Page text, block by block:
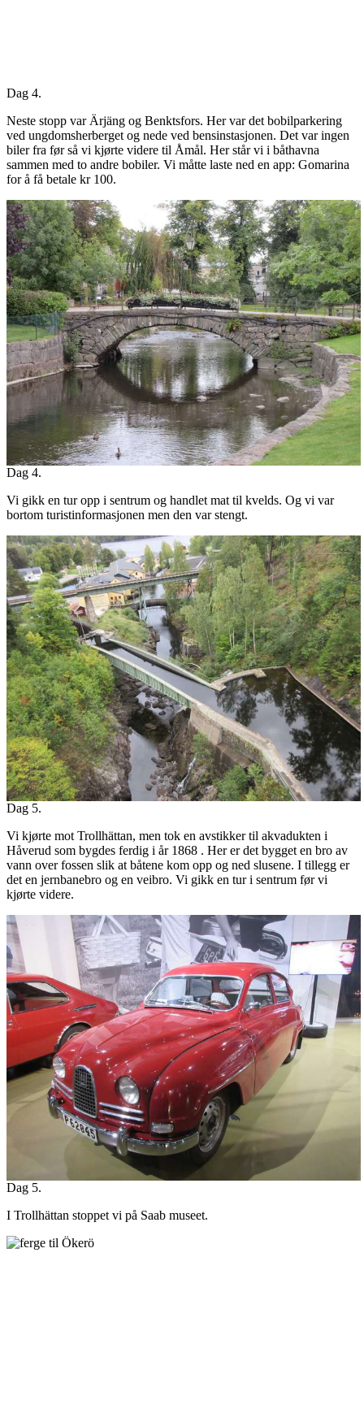
Dag 4.
Neste stopp var Ärjäng og Benktsfors. Her var det bobilparkering
ved ungdomsherberget og nede ved bensinstasjonen. Det var ingen
biler fra før så vi kjørte videre til Åmål. Her står vi i båthavna
sammen med to andre bobiler. Vi måtte laste ned en app: Gomarina
for å få betale kr 100.
Dag 4.
Vi gikk en tur opp i sentrum og handlet mat til kvelds. Og vi var
bortom turistinformasjonen men den var stengt.
Dag 5.
Vi kjørte mot Trollhättan, men tok en avstikker til akvadukten i
Håverud som bygdes ferdig i år 1868 . Her er det bygget en bro av
vann over fossen slik at båtene kom opp og ned slusene. I tillegg er
det en jernbanebro og en veibro. Vi gikk en tur i sentrum før vi
kjørte videre.
Dag 5.
I Trollhättan stoppet vi på Saab museet.